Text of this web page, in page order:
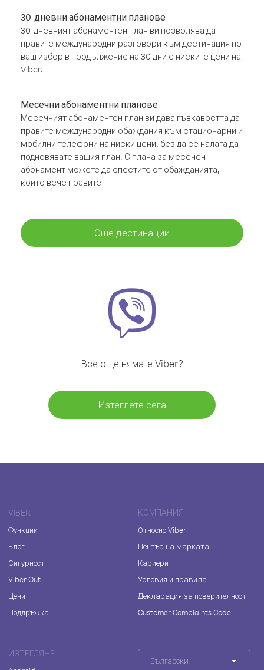
30-дневни абонаментни планове
30-дневният абонаментен план ви позволява да
правите международни разговори към дестинация по
ваш избор в продължение на 30 дни с ниските цени на
Viber.
Месечни абонаментни планове
Месечният абонаментен план ви дава гъвкавостта да
правите международни обаждания към стационарни и
мобилни телефони на ниски цени, без да се налага да
подновявате вашия план. С плана за месечен
абонамент можете да спестите от обажданията,
които вече правите
Още дестинации
Все още нямате Viber?
Изтеглете сега
VIBER
Функции
Блог
Сигурност
Viber Out
Цени
Поддръжка
КОМПАНИЯ
Относно Viber
Център на марката
Кариери
Условия и правила
Декларация за поверителност
Customer Complaints Code
ИЗТЕГЛЯНЕ
Български